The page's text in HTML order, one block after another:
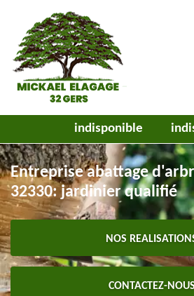
indisponible
Entreprise abattage
32330: jardinier qualifié
NOS
CONTACTEZ-NOUS